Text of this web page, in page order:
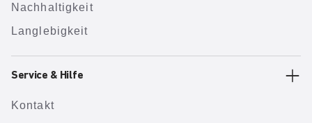
Nachhaltigkeit
Langlebigkeit
Service & Hilfe
Kontakt